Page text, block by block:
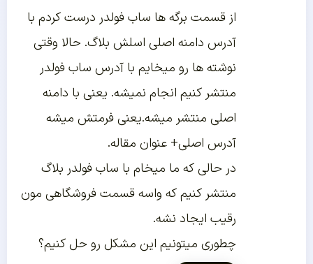
از قسمت برگه ها ساب فولدر درست کردم با
آدرس دامنه اصلی اسلش بلاگ. حالا وقتی
نوشته ها رو میخایم با آدرس ساب فولدر
منتشر کنیم انجام نمیشه. یعنی با دامنه
اصلی منتشر میشه.یعنی فرمتش میشه
آدرس اصلی+ عنوان مقاله.
در حالی که ما میخام با ساب فولدر بلاگ
منتشر کنیم که واسه قسمت فروشگاهی مون
رقیب ایجاد نشه.
چطوری میتونیم این مشکل رو حل کنیم؟